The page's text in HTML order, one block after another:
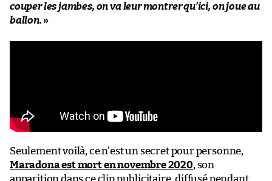
couper les jambes, on va leur montrer qu’ici, on joue au
ballon.»
Seulement voilà, ce n’est un secret pour personne,
Maradona est mort en novembre 2020, son
apparition dans ce clip publicitaire, diffusé pendant